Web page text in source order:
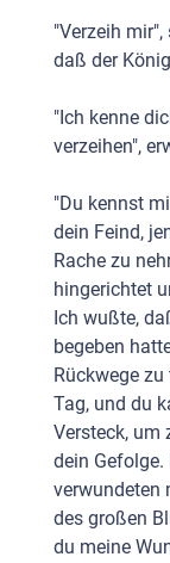
"Verzeih
daß der
"Ich kenne
verzeihen",
"Du kennst
dein Feind,
Rache zu
hingerichtet
Ich wußte,
begeben
Rückwege
Tag, und du
Versteck, um
dein Gefolge.
verwundeten
des großen
du meine